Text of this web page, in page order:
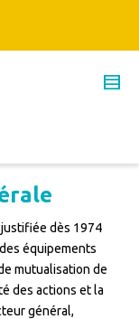
dès 1974
équipements
mutualisation de
des actions et la
général,